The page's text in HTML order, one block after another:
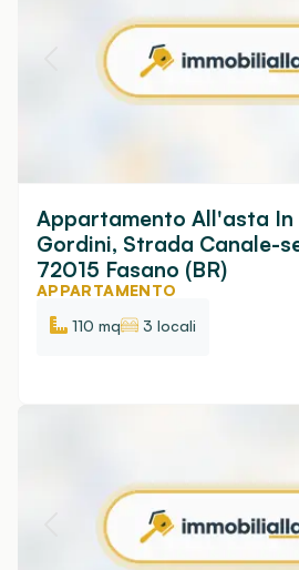
Appartamento All'asta
Gordini, Strada Canale-
72015 Fasano (BR)
APPARTAMENTO
110 mq
3 locali